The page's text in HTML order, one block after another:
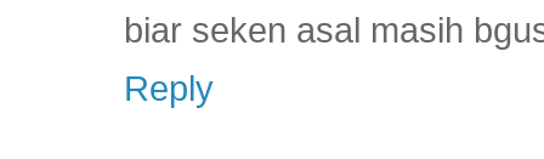
biar seken asal masih
Reply